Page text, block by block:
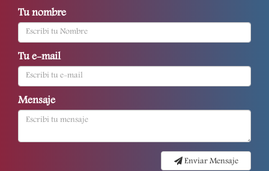
Tu nombre
Tu e-mail
Mensaje
Enviar Mensaje